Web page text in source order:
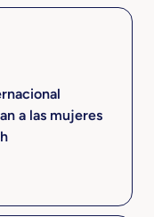
a las mujeres